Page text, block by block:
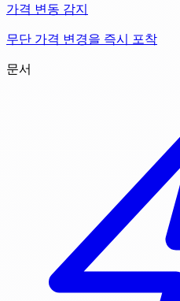
가격 변동 감지
무단 가격 변경을 즉시 포착
문서